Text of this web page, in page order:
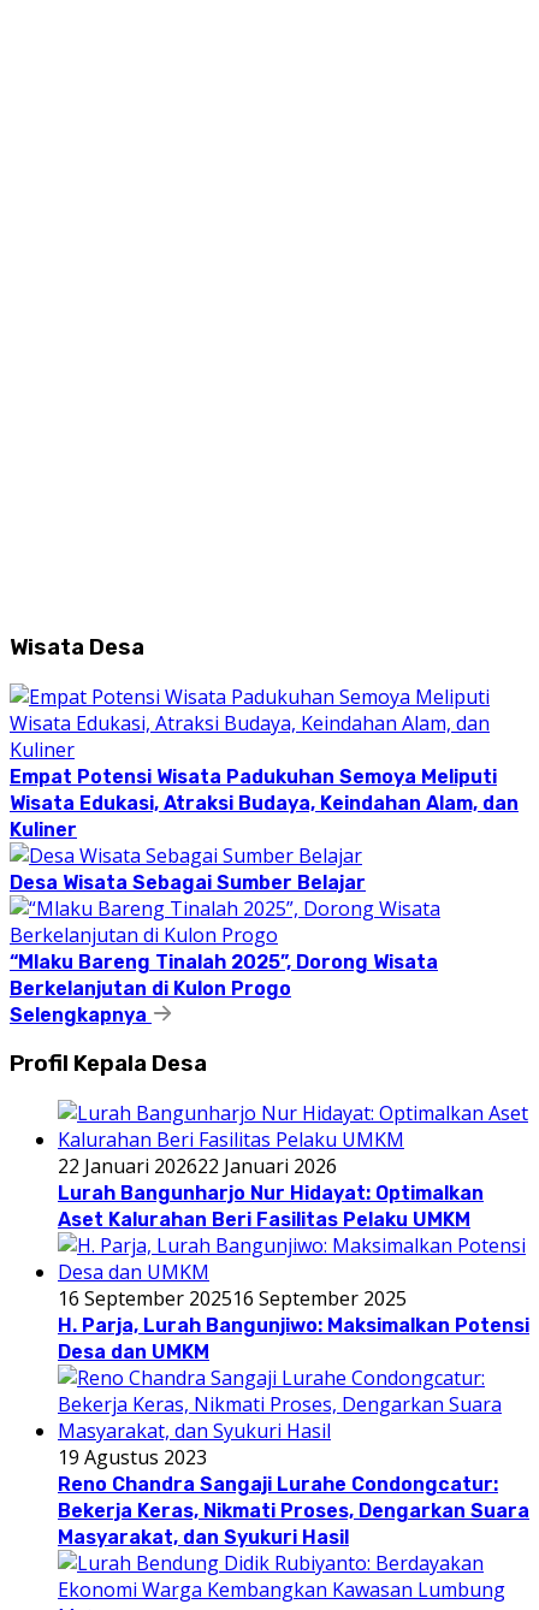
Wisata Desa
Empat Potensi Wisata Padukuhan Semoya Meliputi
Wisata Edukasi, Atraksi Budaya, Keindahan Alam, dan
Kuliner
Desa Wisata Sebagai Sumber Belajar
“Mlaku Bareng Tinalah 2025”, Dorong Wisata
Berkelanjutan di Kulon Progo
Selengkapnya
Profil Kepala Desa
22 Januari 202622 Januari 2026
Lurah Bangunharjo Nur Hidayat: Optimalkan
Aset Kalurahan Beri Fasilitas Pelaku UMKM
16 September 202516 September 2025
H. Parja, Lurah Bangunjiwo: Maksimalkan Potensi
Desa dan UMKM
19 Agustus 2023
Reno Chandra Sangaji Lurahe Condongcatur:
Bekerja Keras, Nikmati Proses, Dengarkan Suara
Masyarakat, dan Syukuri Hasil